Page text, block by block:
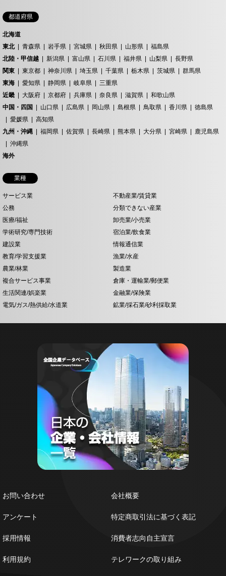
都道府県
北海道
東北
青森県 岩手県 宮城県 秋田県 山形県
福島県
北陸・甲信越
新潟県 富山県 石川県 福井県 山梨県
長野県
関東
東京都 神奈川県 埼玉県 千葉県 栃木県 茨城県
群馬県
東海
愛知県 静岡県 岐阜県
三重県
近畿
大阪府 京都府 兵庫県 奈良県 滋賀県
和歌山県
中国・四国
山口県 広島県 岡山県 島根県 鳥取県 香川県
徳島県
愛媛県
高知県
九州・沖縄
福岡県 佐賀県 長崎県 熊本県 大分県 宮崎県
鹿児島県
沖縄県
海外
業種
サービス業
不動産業/賃貸業
公務
分類できない産業
医療/福祉
卸売業/小売業
学術研究/専門技術
宿泊業/飲食業
建設業
情報通信業
教育/学習支援業
漁業/水産
農業/林業
製造業
複合サービス事業
倉庫・運輸業/郵便業
生活関連/娯楽業
金融業/保険業
電気/ガス/熱供給/水道業
鉱業/採石業/砂利採取業
お問い合わせ
アンケート
採用情報
利用規約
会社概要
特定商取引法に基づく表記
消費者志向自主宣言
テレワークの取り組み